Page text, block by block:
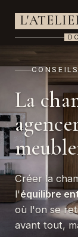
La
Créer la
l'équilibre
où l'on se
avant tout,